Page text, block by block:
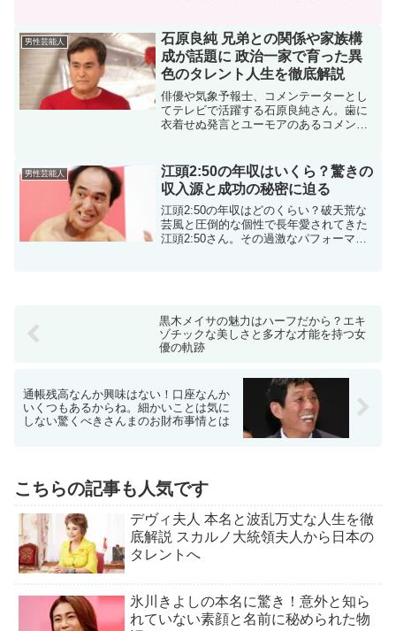
マに出演し、その端正な顔立ちと独特の
存在感で長年にわた...
男性芸能人
石原良純 兄弟との関係や家族構
成が話題に 政治一家で育った異
色のタレント人生を徹底解説
俳優や気象予報士、コメンテーターとし
てテレビで活躍する石原良純さん。歯に
衣着せぬ発言とユーモアのあるコメント
弟」に注目が集まっています。石原家と
いえば政治界・芸能界の両面...
男性芸能人
江頭2:50の年収はいくら？驚きの
収入源と成功の秘密に迫る
江頭2:50の年収はどのくらい？破天荒な
芸風と圧倒的な個性で長年愛されてきた
江頭2:50さん。その過激なパフォーマン
黒木メイサの魅力はハーフだから？エキ
ゾチックな美しさと多才な才能を持つ女
優の軌跡
通帳残高なんか興味はない！口座なんか
いくつもあるからね。細かいことは気に
しない驚くべきさんまのお財布事情とは
こちらの記事も人気です
デヴィ夫人 本名と波乱万丈な人生を徹
底解説 スカルノ大統領夫人から日本の
タレントへ
氷川きよしの本名に驚き！意外と知ら
れていない素顔と名前に秘められた物